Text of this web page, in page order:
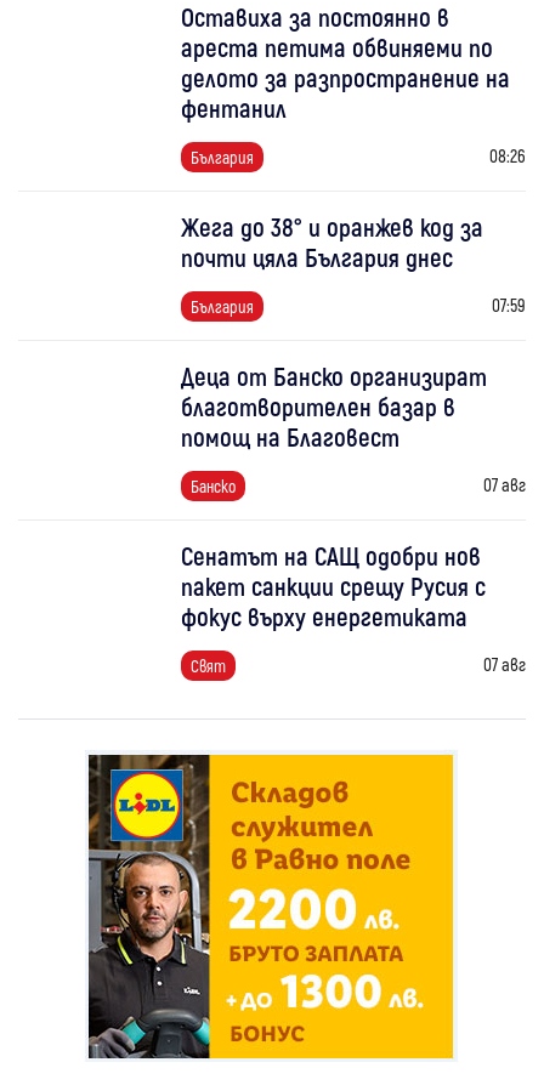
Оставиха за постоянно в
ареста петима обвиняеми по
делото за разпространение на
фентанил
България 08:26
Жега до 38° и оранжев код за
почти цяла България днес
България 07:59
Деца от Банско организират
благотворителен базар в
помощ на Благовест
Банско 07 авг
Сенатът на САЩ одобри нов
пакет санкции срещу Русия с
фокус върху енергетиката
Свят 07 авг